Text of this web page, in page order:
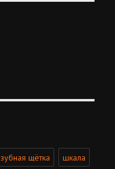
зубная щётка шкала